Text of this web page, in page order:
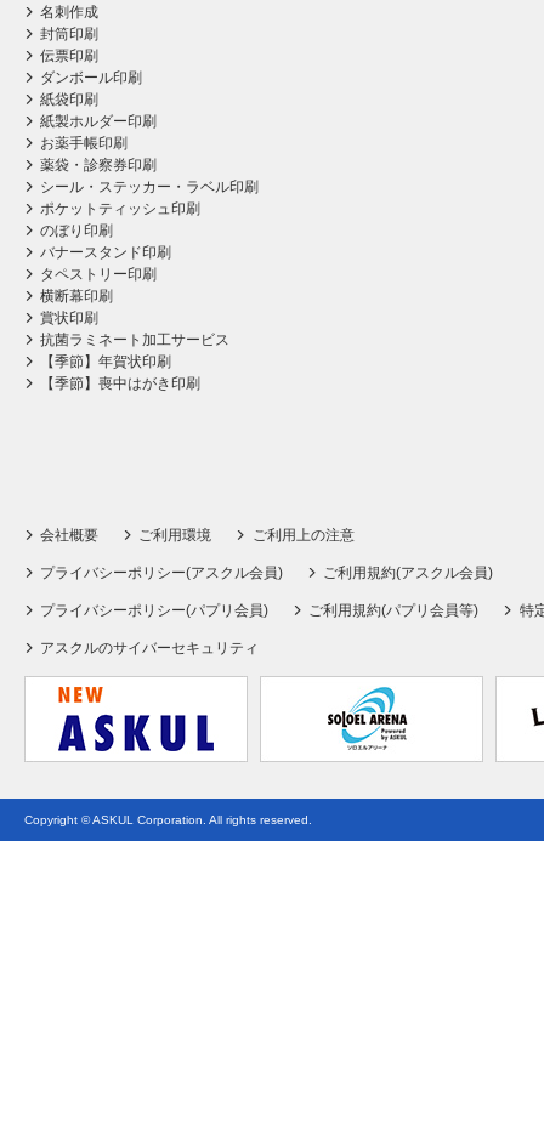
名刺作成
封筒印刷
伝票印刷
ダンボール印刷
紙袋印刷
紙製ホルダー印刷
お薬手帳印刷
薬袋・診察券印刷
シール・ステッカー・ラベル印刷
ポケットティッシュ印刷
のぼり印刷
バナースタンド印刷
タペストリー印刷
横断幕印刷
賞状印刷
抗菌ラミネート加工サービス
【季節】年賀状印刷
【季節】喪中はがき印刷
会社概要 ご利用環境 ご利用上の注意
プライバシーポリシー(アスクル会員) ご利用規約(アスクル会員)
プライバシーポリシー(パプリ会員) ご利用規約(パプリ会員等) 特
アスクルのサイバーセキュリティ
Copyright © ASKUL Corporation. All rights reserved.